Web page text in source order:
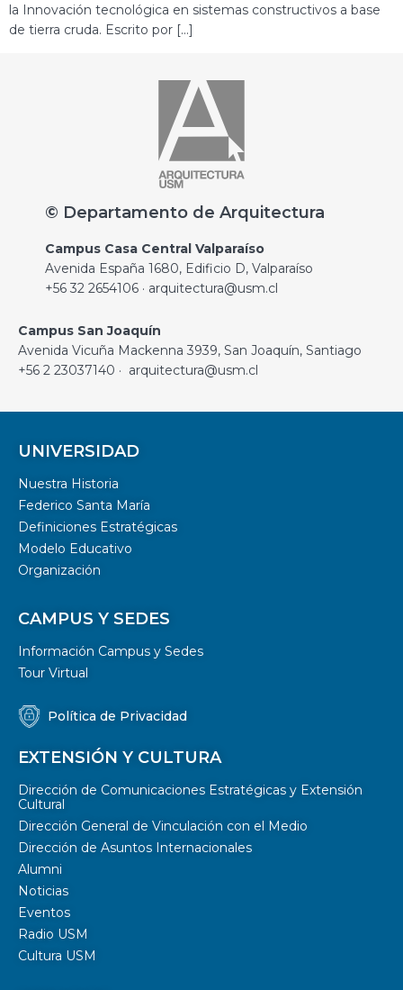
la Innovación tecnológica en sistemas constructivos a base
de tierra cruda. Escrito por […]
© Departamento de Arquitectura
Campus Casa Central Valparaíso
Avenida España 1680, Edificio D, Valparaíso
+56 32 2654106 · arquitectura@usm.cl
Campus San Joaquín
Avenida Vicuña Mackenna 3939, San Joaquín, Santiago
+56 2 23037140 · arquitectura@usm.cl
UNIVERSIDAD
Nuestra Historia
Federico Santa María
Definiciones Estratégicas
Modelo Educativo
Organización
CAMPUS Y SEDES
Información Campus y Sedes
Tour Virtual
Política de Privacidad
EXTENSIÓN Y CULTURA
Dirección de Comunicaciones Estratégicas y Extensión
Cultural
Dirección General de Vinculación con el Medio
Dirección de Asuntos Internacionales
Alumni
Noticias
Eventos
Radio USM
Cultura USM